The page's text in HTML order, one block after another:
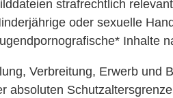
strafrechtlich
oder sexuelle
Inhalte
Verbreitung, Erwerb und
absoluten